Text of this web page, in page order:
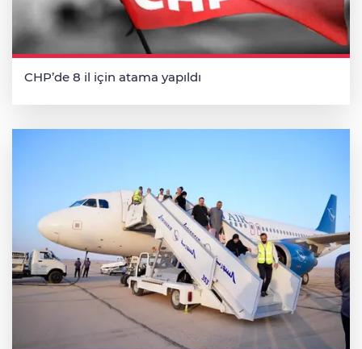
CHP’de 8 il için atama yapıldı